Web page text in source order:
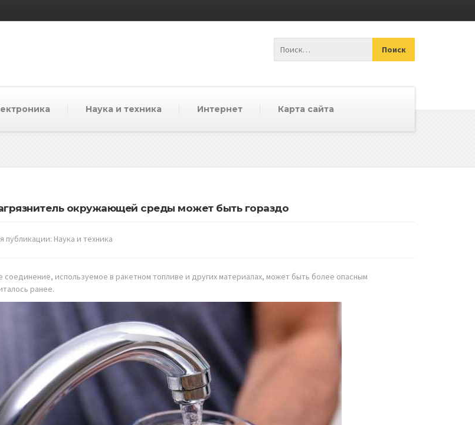
Наука и техника Интернет Карта сайта
окружающей среды может быть гораздо
публикации: Наука и техника
соединение, используемое в ракетном топливе и других материалах, может быть более опасным
ранее.